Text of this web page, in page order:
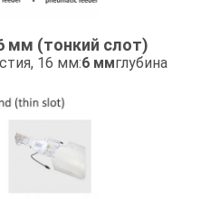
мм (тонкий слот)
16 мм:6 ммглубина